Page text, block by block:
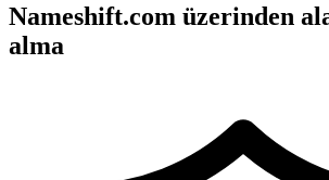
Nameshift.com üzerinden
alma